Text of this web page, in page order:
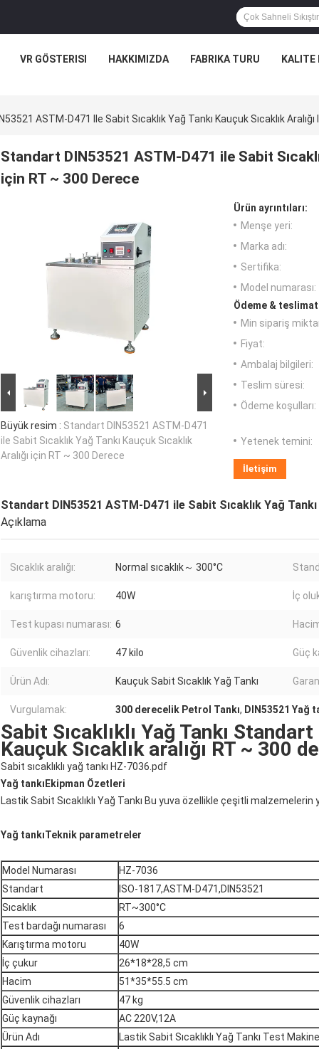
VR GÖSTERISI HAKKIMIZDA FABRIKA TURU KALITE
ASTM-D471 Ile Sabit Sıcaklık Yağ Tankı Kauçuk Sıcaklık
Standart DIN53521 ASTM-D471 ile Sabit
için RT ~ 300 Derece
Büyük resim : Standart DIN53521 ASTM-D471
ile Sabit Sıcaklık Yağ Tankı Kauçuk Sıcaklık
Aralığı için RT ~ 300 Derece
Ürün ayrıntıları:
Menşe yeri:
Marka adı:
Sertifika:
Model numarası:
Ödeme &
Min sipariş
Fiyat:
Ambalaj bilgileri:
Teslim süresi:
Ödeme koşulları:
Yetenek temini:
İletişim
Standart DIN53521 ASTM-D471 ile Sabit Sıcaklık Yağ
Açıklama
Sıcaklık aralığı: Normal sıcaklık～ 300°C
karıştırma motoru: 40W İç
Test kupası numarası: 6
Güvenlik cihazları: 47 kilo Güç
Ürün Adı: Kauçuk Sabit Sıcaklık Yağ Tankı
Vurgulamak: 300 derecelik Petrol Tankı, DIN53521 Yağ
Sabit Sıcaklıklı Yağ Tankı
Kauçuk Sıcaklık aralığı RT ~ 300
Sabit sıcaklıklı yağ tankı HZ-7036.pdf
Yağ tankı Ekipman Özetleri
Lastik Sabit Sıcaklıklı Yağ Tankı Bu yuva özellikle çeşitli
Yağ tankıTeknik parametreler
Model Numarası
HZ-7036
Standart
ISO-1817,ASTM-D471,DIN53521
Sıcaklık
RT~300°C
Test bardağı numarası
6
Karıştırma motoru
40W
İç çukur
26*18*28,5 cm
Hacim
51*35*55.5 cm
Güvenlik cihazları
47 kg
Güç kaynağı
AC 220V,12A
Ürün Adı
Lastik Sabit Sıcaklıklı Yağ Tankı Test